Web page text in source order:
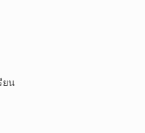
ยน